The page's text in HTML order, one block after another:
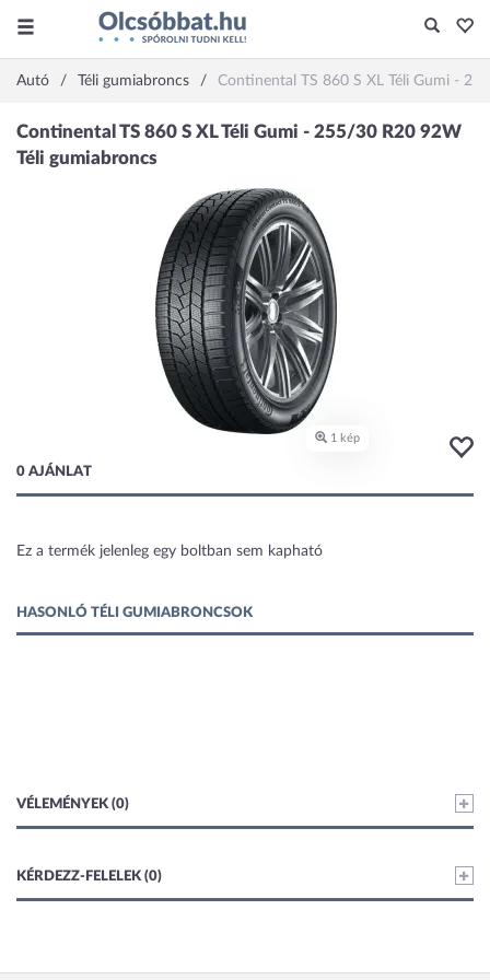
Autó Téli gumiabroncs Continental TS 860 S XL Téli Gumi -
0 AJÁNLAT
Ez a termék jelenleg egy boltban sem kapható
HASONLÓ TÉLI GUMIABRONCSOK
VÉLEMÉNYEK (0)
KÉRDEZZ-FELELEK (0)